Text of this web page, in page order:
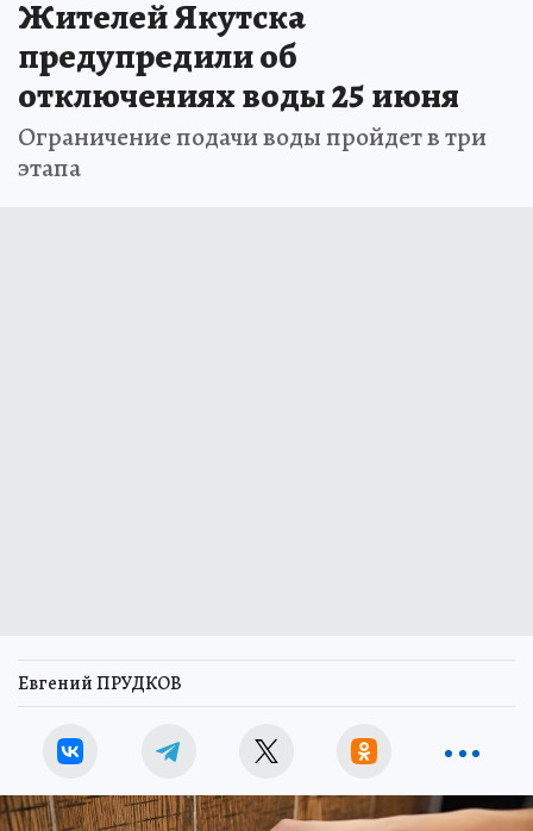
Жителей Якутска
предупредили об
отключениях воды 25 июня
Ограничение подачи воды пройдет в три
этапа
Евгений ПРУДКОВ